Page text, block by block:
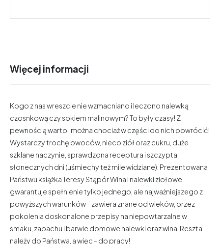
Więcej informacji
Kogo z nas wreszcie nie wzmacniano i leczono nalewką
czosnkową czy sokiem malinowym? To były czasy! Z
pewnością warto i można chociaż w części do nich powrócić!
Wystarczy trochę owoców, nieco ziół oraz cukru, duże
szklane naczynie, sprawdzona receptura i szczypta
słonecznych dni (uśmiechy też mile widziane). Prezentowana
Państwu książka Teresy Stąpór Wina i nalewki ziołowe
gwarantuje spełnienie tylko jednego, ale najważniejszego z
powyższych warunków - zawiera znane od wieków, przez
pokolenia doskonalone przepisy na niepowtarzalne w
smaku, zapachu i barwie domowe nalewki oraz wina. Reszta
należy do Państwa, a więc - do pracy!